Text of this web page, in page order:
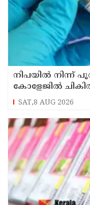
നിപയിൽ നിന്ന്
കോളേജിൽ
വീട്ടിലേക്ക് മടങ്ങി
SAT,8 AUG 2026